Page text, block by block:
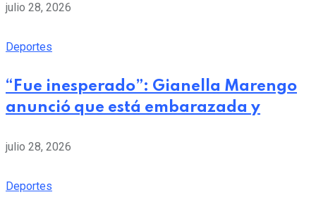
julio 28, 2026
Deportes
“Fue inesperado”: Gianella Marengo
anunció que está embarazada y
julio 28, 2026
Deportes